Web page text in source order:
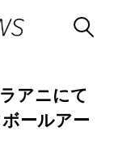
アニにて
ールアー